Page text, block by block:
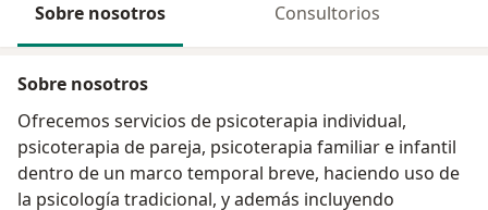
Sobre nosotros Consultorios
Sobre nosotros
Ofrecemos servicios de psicoterapia individual,
psicoterapia de pareja, psicoterapia familiar e infantil
dentro de un marco temporal breve, haciendo uso de
la psicología tradicional, y además incluyendo